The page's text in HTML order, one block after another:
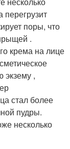
поры, что
.
крема на лице
экзему ,
стал более
пудры.
несколько